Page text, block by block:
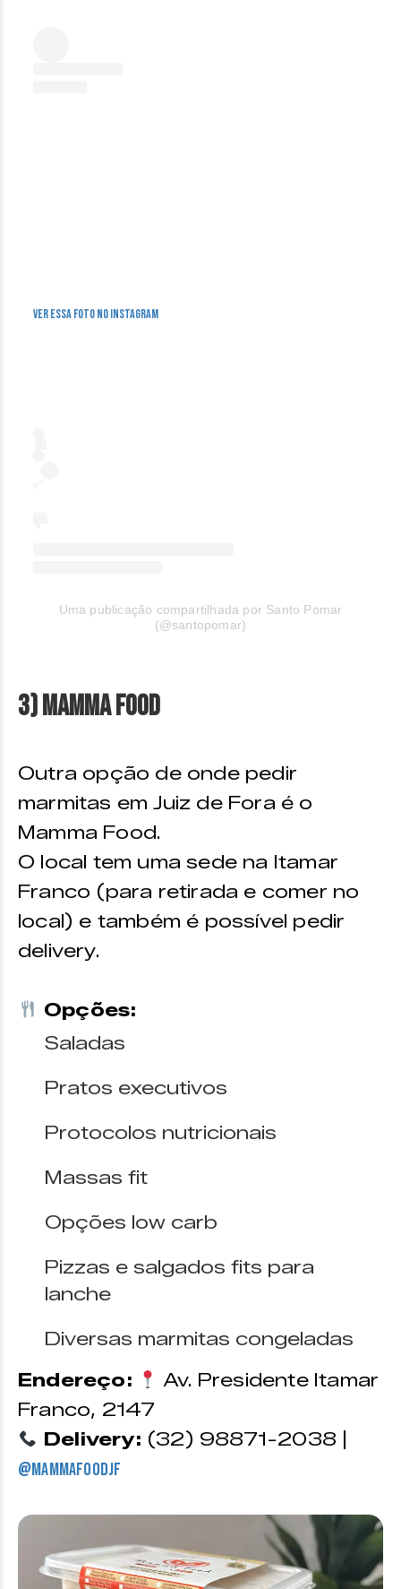
Ver essa foto no Instagram
Uma publicação compartilhada por Santo Pomar
(@santopomar)
3) Mamma Food
Outra opção de onde pedir
marmitas em Juiz de Fora é o
Mamma Food.
O local tem uma sede na Itamar
Franco (para retirada e comer no
local) e também é possível pedir
delivery.
Opções:
Saladas
Pratos executivos
Protocolos nutricionais
Massas fit
Opções low carb
Pizzas e salgados fits para
lanche
Diversas marmitas congeladas
Endereço:
Av. Presidente Itamar
Franco, 2147
Delivery: (32) 98871-2038 |
@mammafoodjf